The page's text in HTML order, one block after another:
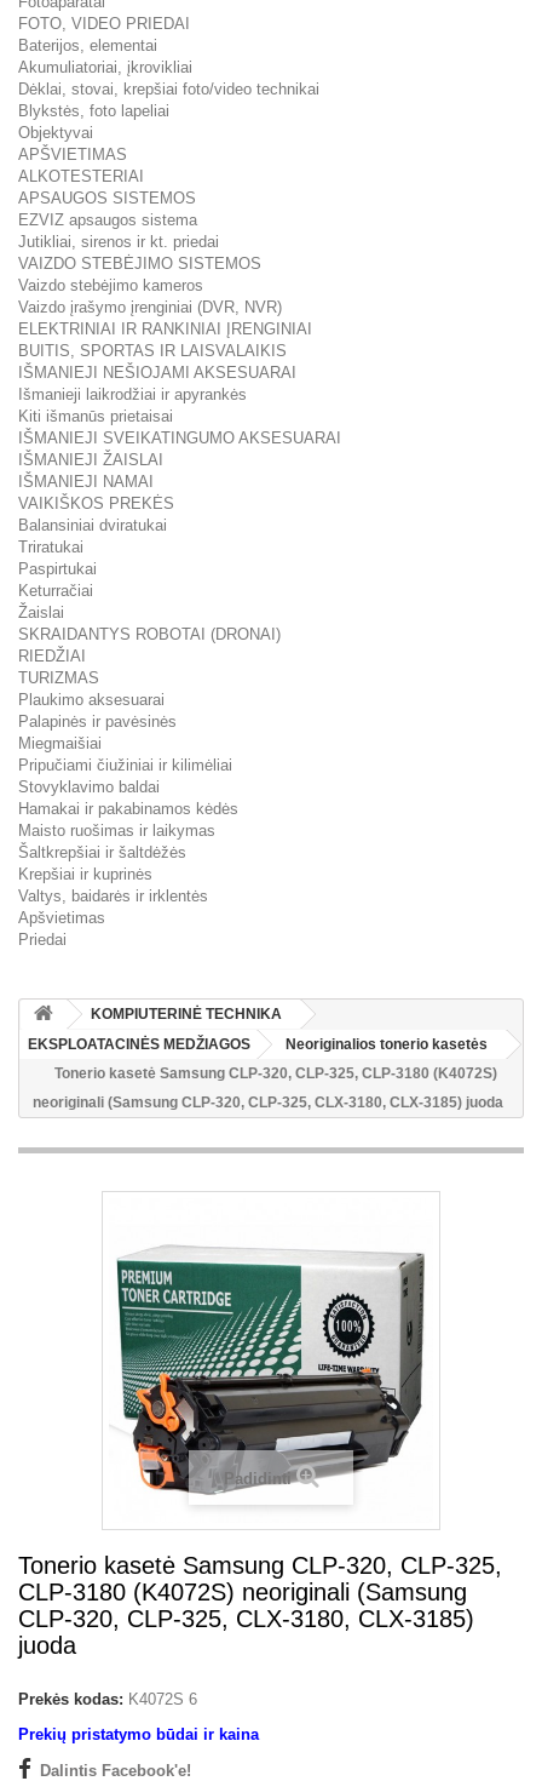
FOTO, VIDEO PRIEDAI
Baterijos, elementai
Akumuliatoriai, įkrovikliai
Dėklai, stovai, krepšiai foto/video technikai
Blykstės, foto lapeliai
Objektyvai
APŠVIETIMAS
ALKOTESTERIAI
APSAUGOS SISTEMOS
EZVIZ apsaugos sistema
Jutikliai, sirenos ir kt. priedai
VAIZDO STEBĖJIMO SISTEMOS
Vaizdo stebėjimo kameros
Vaizdo įrašymo įrenginiai (DVR, NVR)
ELEKTRINIAI IR RANKINIAI ĮRENGINIAI
BUITIS, SPORTAS IR LAISVALAIKIS
IŠMANIEJI NEŠIOJAMI AKSESUARAI
Išmanieji laikrodžiai ir apyrankės
Kiti išmanūs prietaisai
IŠMANIEJI SVEIKATINGUMO AKSESUARAI
IŠMANIEJI ŽAISLAI
IŠMANIEJI NAMAI
VAIKIŠKOS PREKĖS
Balansiniai dviratukai
Triratukai
Paspirtukai
Keturračiai
Žaislai
SKRAIDANTYS ROBOTAI (DRONAI)
RIEDŽIAI
TURIZMAS
Plaukimo aksesuarai
Palapinės ir pavėsinės
Miegmaišiai
Pripučiami čiužiniai ir kilimėliai
Stovyklavimo baldai
Hamakai ir pakabinamos kėdės
Maisto ruošimas ir laikymas
Šaltkrepšiai ir šaltdėžės
Krepšiai ir kuprinės
Valtys, baidarės ir irklentės
Apšvietimas
Priedai
KOMPIUTERINĖ TECHNIKA
EKSPLOATACINĖS MEDŽIAGOS
Neoriginalios tonerio kasetės
Tonerio kasetė Samsung CLP-320, CLP-325, CLP-3180 (K4072S)
neoriginali (Samsung CLP-320, CLP-325, CLX-3180, CLX-3185) juoda
Padidinti
Tonerio kasetė Samsung CLP-320, CLP-325,
CLP-3180 (K4072S) neoriginali (Samsung
CLP-320, CLP-325, CLX-3180, CLX-3185)
juoda
Prekės kodas: K4072S 6
Prekių pristatymo būdai ir kaina
Dalintis Facebook'e!